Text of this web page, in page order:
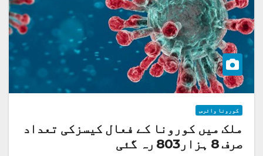
کورونا وائرس
ملک میں کورونا کے فعال کیسزکی تعداد
صرف 8 ہزار803 رہ گئی